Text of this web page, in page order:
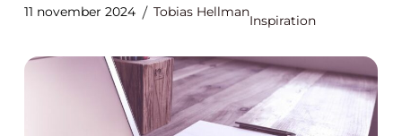
11 november 2024 Tobias Hellman
Inspiration